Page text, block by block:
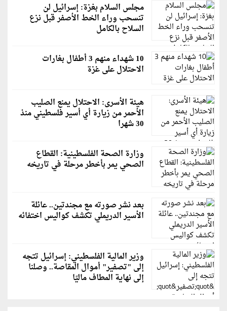
مجلس السلام بغزة: إسرائيل لن
تنسحب وراء الخط الأصفر قبل نزع
السلاح بالكامل
10 شهداء منهم 3 أطفال بغارات
الاحتلال على غزة
هيئة الأسرى: الاحتلال يمنع الصليب
الأحمر من زيارة أي أسير فلسطيني منذ
30 شهرا
وزارة الصحة الفلسطينية: القطاع
الصحي يمر بأخطر مرحلة في تاريخه
بعد نشر صورته مع مجندتين.. عائلة
الأسير الدريملي تكشف كواليس اختفائه
وزير المالية الفلسطيني: إسرائيل تتجه
إلى "تصفير" أموال المقاصة.. وصلنا
إلى نهاية المطاف ماليًا